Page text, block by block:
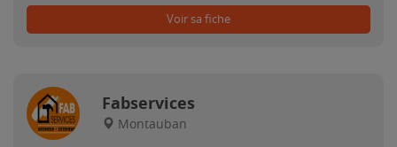
Voir sa fiche
Fabservices
Montauban